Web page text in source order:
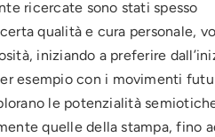
ricercate sono stati spesso
qualità e cura personale,
iniziando a preferire
esempio con i movimenti
le potenzialità
quelle della stampa, fino